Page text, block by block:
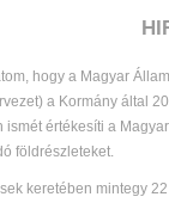
hogy a Magyar
a Kormány által
ismét értékesíti a
földrészleteket.
keretében mintegy